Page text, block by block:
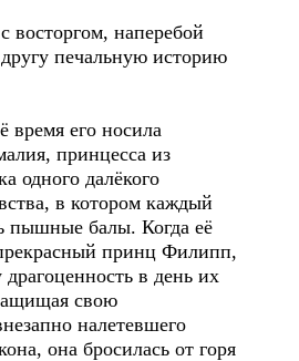
наперебой
печальную историю
время его носила
принцесса из
одного далёкого
в котором каждый
пышные балы. Когда её
принц Филипп,
в день их
свою
налетевшего
она бросилась от горя